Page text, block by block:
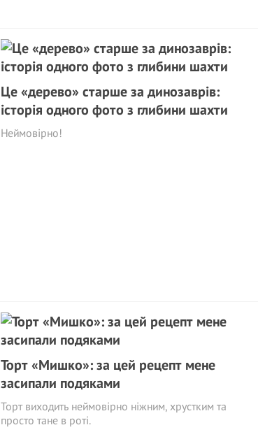
Це «дерево» старше за динозаврів:
історія одного фото з глибини шахти
Неймовірно!
Торт «Мишко»: за цей рецепт мене
засипали подяками
Торт виходить неймовірно ніжним, хрустким та
просто тане в роті.